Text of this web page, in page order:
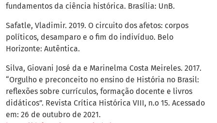
fundamentos da ciência histórica. Brasília: UnB.
Safatle, Vladimir. 2019. O circuito dos afetos: corpos
políticos, desamparo e o fim do indivíduo. Belo
Horizonte: Autêntica.
Silva, Giovani José da e Marinelma Costa Meireles. 2017.
“Orgulho e preconceito no ensino de História no Brasil:
reflexões sobre currículos, formação docente e livros
didáticos”. Revista Crítica Histórica VIII, n.o 15. Acessado
em: 26 de outubro de 2021.